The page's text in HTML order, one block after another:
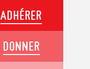
ADHÉRER
DONNER